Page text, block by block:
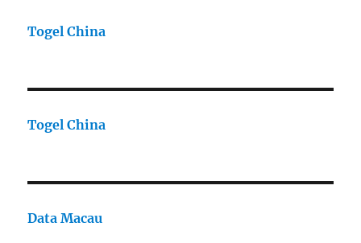
Togel China
Togel China
Data Macau